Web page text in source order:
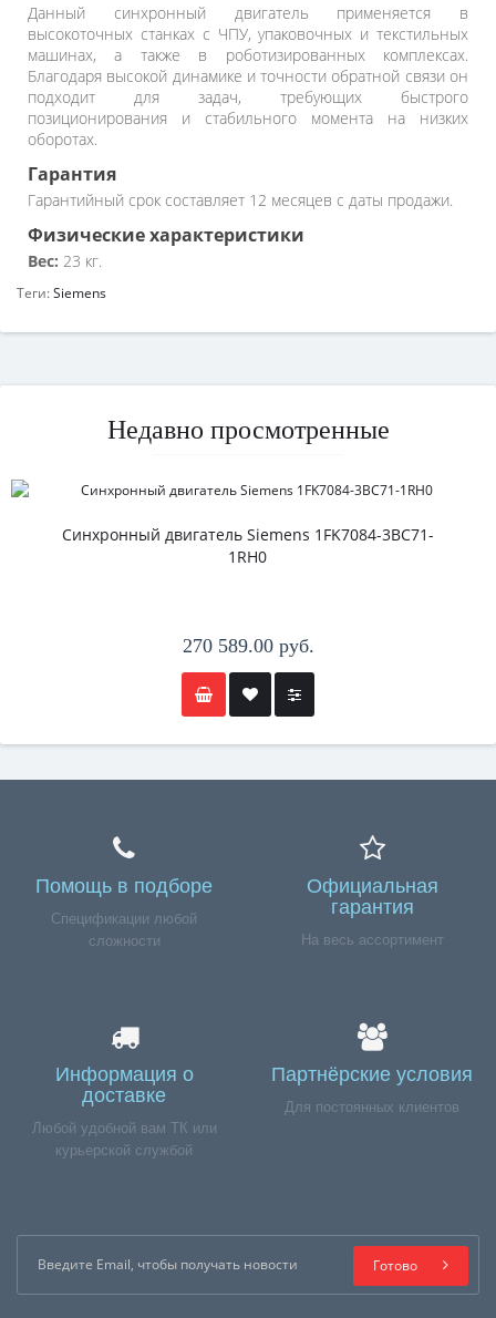
Данный синхронный двигатель применяется в
высокоточных станках с ЧПУ, упаковочных и текстильных
машинах, а также в роботизированных комплексах.
Благодаря высокой динамике и точности обратной связи он
подходит для задач, требующих быстрого
позиционирования и стабильного момента на низких
оборотах.
Гарантия
Гарантийный срок составляет 12 месяцев с даты продажи.
Физические характеристики
Вес: 23 кг.
Теги:Siemens
Недавно просмотренные
Синхронный двигатель Siemens 1FK7084-3BC71-
1RH0
270 589.00 руб.
Помощь в подборе
Спецификации любой
сложности
Официальная
гарантия
На весь ассортимент
Информация о
доставке
Любой удобной вам ТК или
курьерской службой
Партнёрские условия
Для постоянных клиентов
Готово